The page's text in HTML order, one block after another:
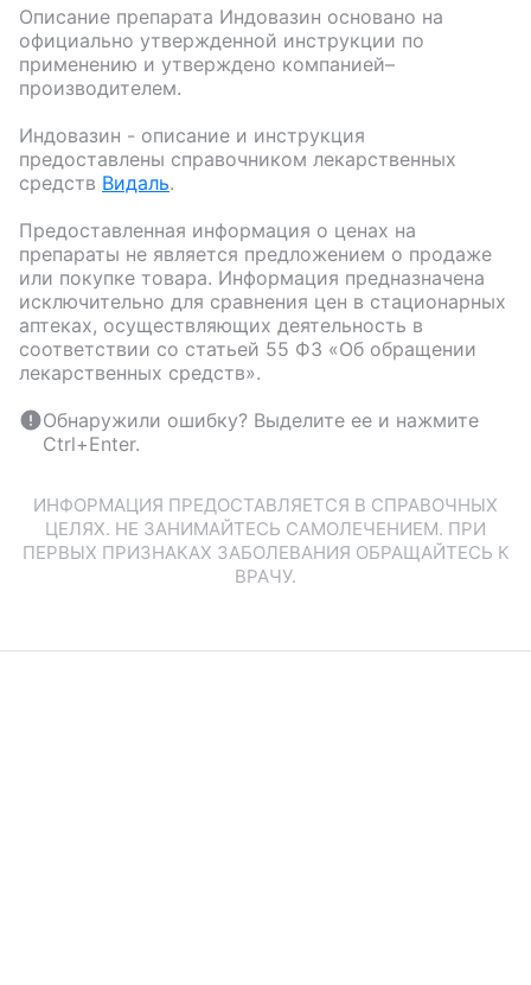
Описание препарата Индовазин основано на
официально утвержденной инструкции по
применению и утверждено компанией–
производителем.
Индовазин - описание и инструкция
предоставлены справочником лекарственных
средств Видаль.
Предоставленная информация о ценах на
препараты не является предложением о продаже
или покупке товара. Информация предназначена
исключительно для сравнения цен в стационарных
аптеках, осуществляющих деятельность в
соответствии со статьей 55 ФЗ «Об обращении
лекарственных средств».
Обнаружили ошибку? Выделите ее и нажмите
Ctrl+Enter.
ИНФОРМАЦИЯ ПРЕДОСТАВЛЯЕТСЯ В СПРАВОЧНЫХ
ЦЕЛЯХ. НЕ ЗАНИМАЙТЕСЬ САМОЛЕЧЕНИЕМ. ПРИ
ПЕРВЫХ ПРИЗНАКАХ ЗАБОЛЕВАНИЯ ОБРАЩАЙТЕСЬ К
ВРАЧУ.